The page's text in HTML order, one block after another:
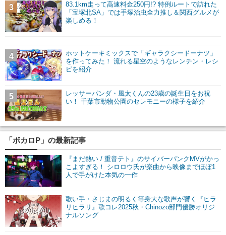
83.1km走って高速料金250円!? 特例ルートで訪れた
「宝塚北SA」では手塚治虫全力推し＆関西グルメが
楽しめる！
3
ホットケーキミックスで「ギャラクシードーナツ」
を作ってみた！ 流れる星空のようなレンチン・レシ
ピを紹介
4
レッサーパンダ・風太くんの23歳の誕生日をお祝
い！ 千葉市動物公園のセレモニーの様子を紹介
5
「ボカロP」の最新記事
『まだ熱い / 重音テト』のサイバーパンクMVがかっ
こよすぎる！ シロロウ氏が楽曲から映像までほぼ1
人で手がけた本気の一作
歌い手・さじまの明るく等身大な歌声が響く『ヒラ
リヒラリ』歌コレ2025秋・Chinozo部門優勝オリジ
ナルソング